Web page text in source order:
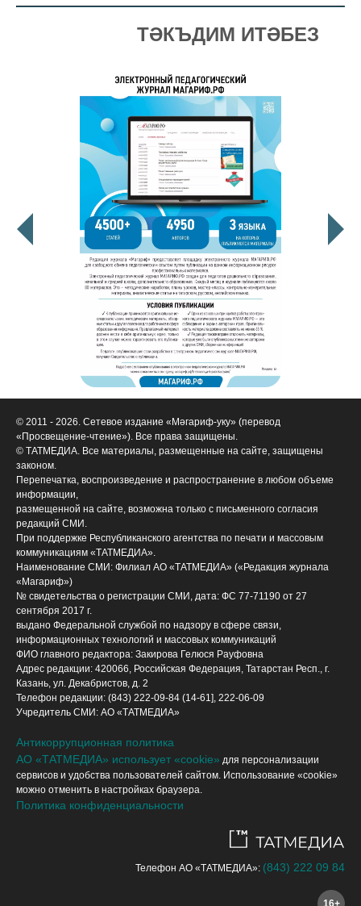
ТӘКЪДИМ ИТӘБЕЗ
© 2011 - 2026. Сетевое издание «Мәгариф-уку» (перевод
«Просвещение-чтение»). Все права защищены.
© ТАТМЕДИА. Все материалы, размещенные на сайте, защищены
законом.
Перепечатка, воспроизведение и распространение в любом объеме
информации,
размещенной на сайте, возможна только с письменного согласия
редакций СМИ.
При поддержке Республиканского агентства по печати и массовым
коммуникациям «ТАТМЕДИА».
Наименование СМИ: Филиал АО «ТАТМЕДИА» («Редакция журнала
«Магариф»)
№ свидетельства о регистрации СМИ, дата: ФС 77-71190 от 27
сентября 2017 г.
выдано Федеральной службой по надзору в сфере связи,
информационных технологий и массовых коммуникаций
ФИО главного редактора: Закирова Гелюся Рауфовна
Адрес редакции: 420066, Российская Федерация, Татарстан Респ., г.
Казань, ул. Декабристов, д. 2
Телефон редакции: (843) 222-09-84 (14-61], 222-06-09
Учредитель СМИ: АО «ТАТМЕДИА»
Антикоррупционная политика
АО «ТАТМЕДИА» использует «cookie» для персонализации
сервисов и удобства пользователей сайтом. Использование «cookie»
можно отменить в настройках браузера.
Политика конфиденциальности
Телефон АО «ТАТМЕДИА»: (843) 222 09 84
16+